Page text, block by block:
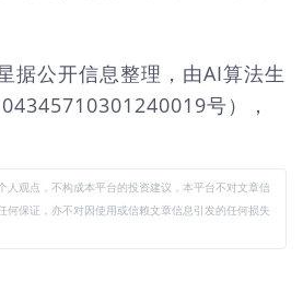
据公开信息整理，由AI算法生
号），
人观点，不构成本平台的投资建议，本平台不对文章信
何保证，亦不对因使用或信赖文章信息引发的任何损失